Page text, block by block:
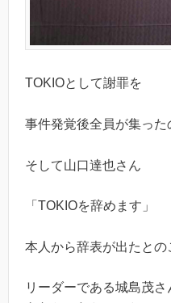
TOKIOとして謝罪を
事件発覚後全員が集った
そして山口達也さん
「TOKIOを辞めます」
本人から辞表が出たとの
リーダーである城島茂